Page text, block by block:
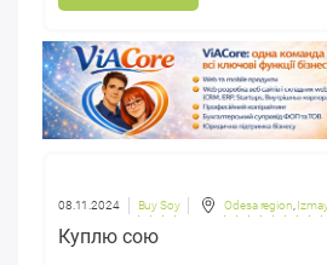
08.11.2024 Buy Soy Odesa region,
Куплю сою